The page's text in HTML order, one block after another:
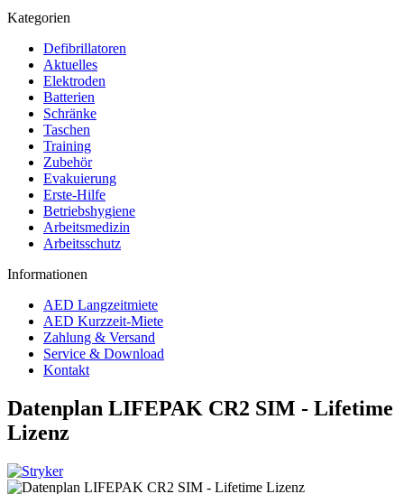
Kategorien
Defibrillatoren
Aktuelles
Elektroden
Batterien
Schränke
Taschen
Training
Zubehör
Evakuierung
Erste-Hilfe
Betriebshygiene
Arbeitsmedizin
Arbeitsschutz
Informationen
AED Langzeitmiete
AED Kurzzeit-Miete
Zahlung & Versand
Service & Download
Kontakt
Datenplan LIFEPAK CR2 SIM - Lifetime
Lizenz